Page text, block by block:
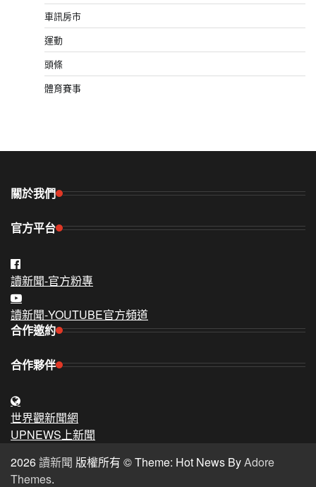
車訊房市
運動
頭條
體育賽事
關於我們
官方平台
讀新聞-官方粉專
讀新聞-YOUTUBE官方頻道
合作邀約
合作夥伴
世界觀新聞網
UPNEWS上新聞
2026讀新聞 版權所有 © Theme: Hot News ByAdore
Themes.